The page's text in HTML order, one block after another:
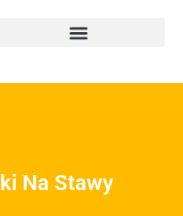
Na Stawy